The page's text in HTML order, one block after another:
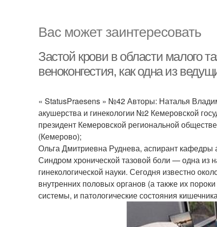
Вас может заинтересовать
Застой крови в области малого
веноконгестия, как одна из
« StatusPraesens » №42 Авторы: Наталья
акушерства и гинекологии №2 Кемеровской
президент Кемеровской региональной
(Кемерово);
Ольга Дмитриевна Руднева, аспирант кафедры
Синдром хронической тазовой боли — одна из
гинекологической науки. Сегодня известно
внутренних половых органов (а также их
системы, и патологические состояния